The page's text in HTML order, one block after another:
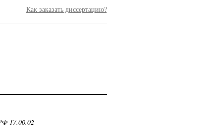
Как заказать диссертацию?
17.00.02